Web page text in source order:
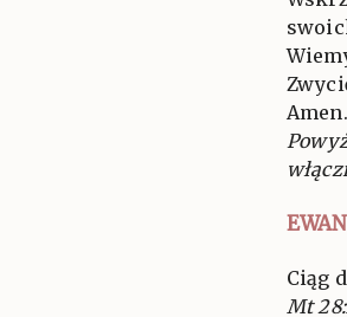
Ciąg
Mt